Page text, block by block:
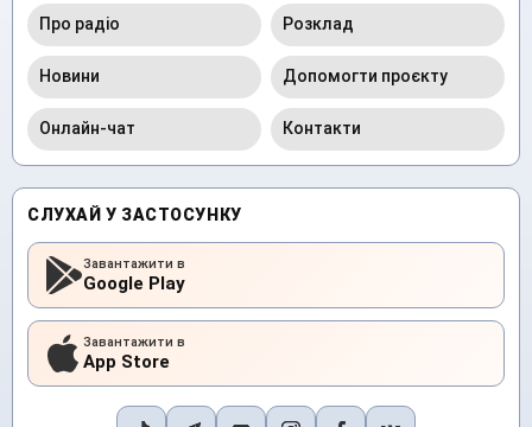
Про радіо Розклад
Новини Допомогти проєкту
Онлайн-чат Контакти
СЛУХАЙ У ЗАСТОСУНКУ
Завантажити в
Google Play
Завантажити в
App Store